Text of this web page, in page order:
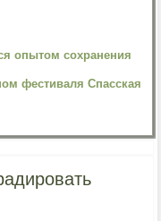
опытом сохранения
фестиваля Спасская